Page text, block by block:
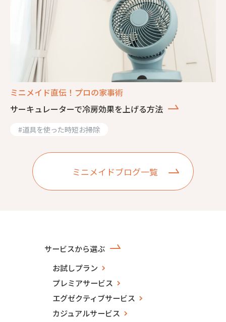
ミニメイド直伝！プロの家事術
サーキュレーターで冷房効果を上げる方法
#道具を使った時短お掃除
ミニメイドブログ一覧
サービスから選ぶ
お試しプラン
プレミアサービス
エグゼクティブサービス
カジュアルサービス